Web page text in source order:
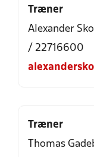
Træner
Alexander
/ 22716600
Træner
Thomas